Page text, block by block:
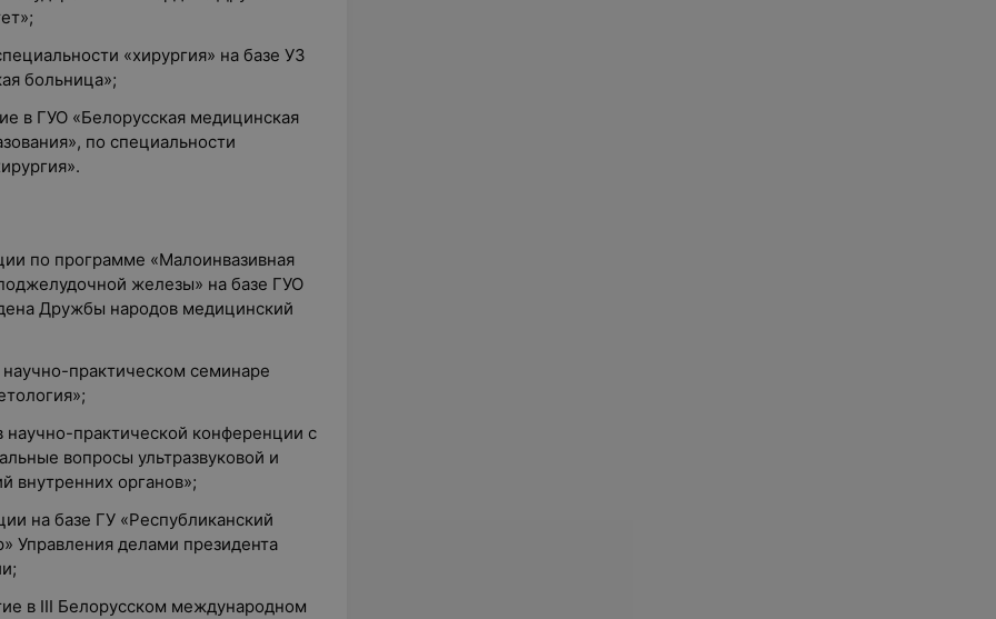
«хирургия» на базе УЗ
больница»;
в ГУО «Белорусская медицинская
по специальности
по программе «Малоинвазивная
железы» на базе ГУО
Дружбы народов медицинский
практическом семинаре
практической конференции с
вопросы ультразвуковой и
внутренних органов»;
на базе ГУ «Республиканский
Управления делами президента
в III Белорусском международном